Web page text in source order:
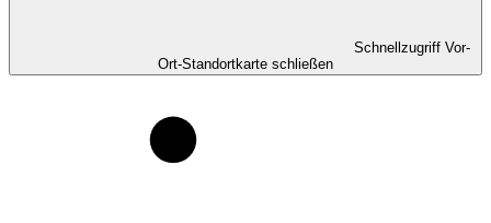
Schnellzugriff Vor-
Ort-Standortkarte schließen